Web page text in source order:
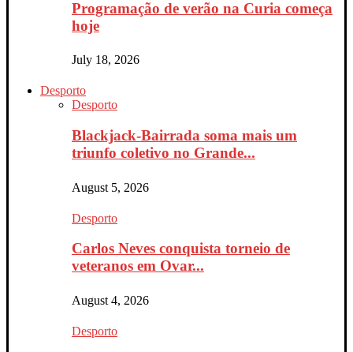
Programação de verão na Curia começa
hoje
July 18, 2026
Desporto
Desporto
Blackjack-Bairrada soma mais um
triunfo coletivo no Grande...
August 5, 2026
Desporto
Carlos Neves conquista torneio de
veteranos em Ovar...
August 4, 2026
Desporto